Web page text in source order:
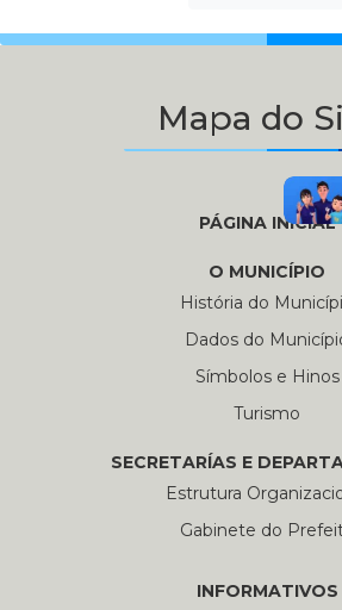
Mapa do
PÁGINA INICIAL
O MUNICÍPIO
História do
Dados do
Símbolos e Hinos
Turismo
SECRETARÍAS E
Estrutura
Gabinete do
INFORMATIVOS